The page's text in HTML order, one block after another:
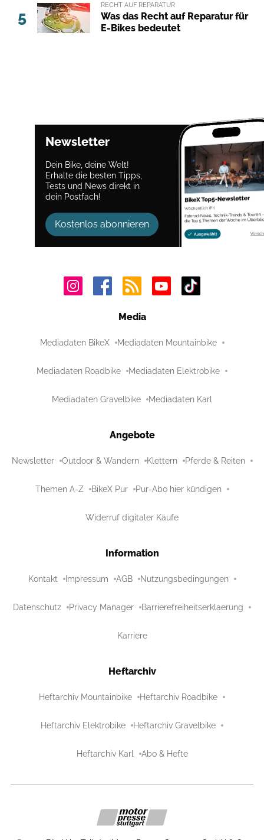
5
RECHT AUF REPARATUR
Was das Recht auf Reparatur für
E-Bikes bedeutet
Newsletter
Dein Bike, deine Welt!
Erhalte die besten Tipps,
Tests und News direkt in
dein Postfach!
Kostenlos abonnieren
Media
Mediadaten BikeX Mediadaten Mountainbike
Mediadaten Roadbike Mediadaten Elektrobike
Mediadaten Gravelbike Mediadaten Karl
Angebote
Newsletter Outdoor & Wandern Klettern Pferde & Reiten
Themen A-Z BikeX Pur Pur-Abo hier kündigen
Widerruf digitaler Käufe
Information
Kontakt Impressum AGB Nutzungsbedingungen
Datenschutz Privacy Manager Barrierefreiheitserklaerung
Karriere
Heftarchiv
Heftarchiv Mountainbike Heftarchiv Roadbike
Heftarchiv Elektrobike Heftarchiv Gravelbike
Heftarchiv Karl Abo & Hefte